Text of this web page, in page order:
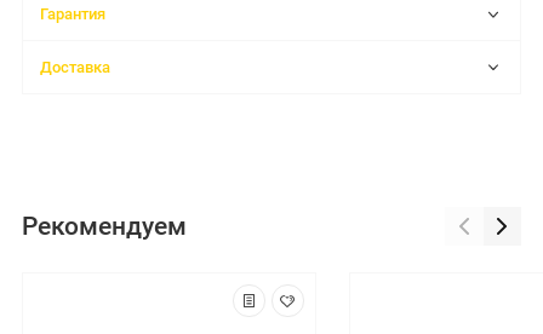
Гарантия
Доставка
Рекомендуем